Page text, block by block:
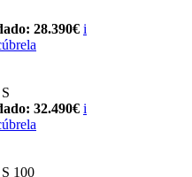
28.390€ i
32.490€ i
100